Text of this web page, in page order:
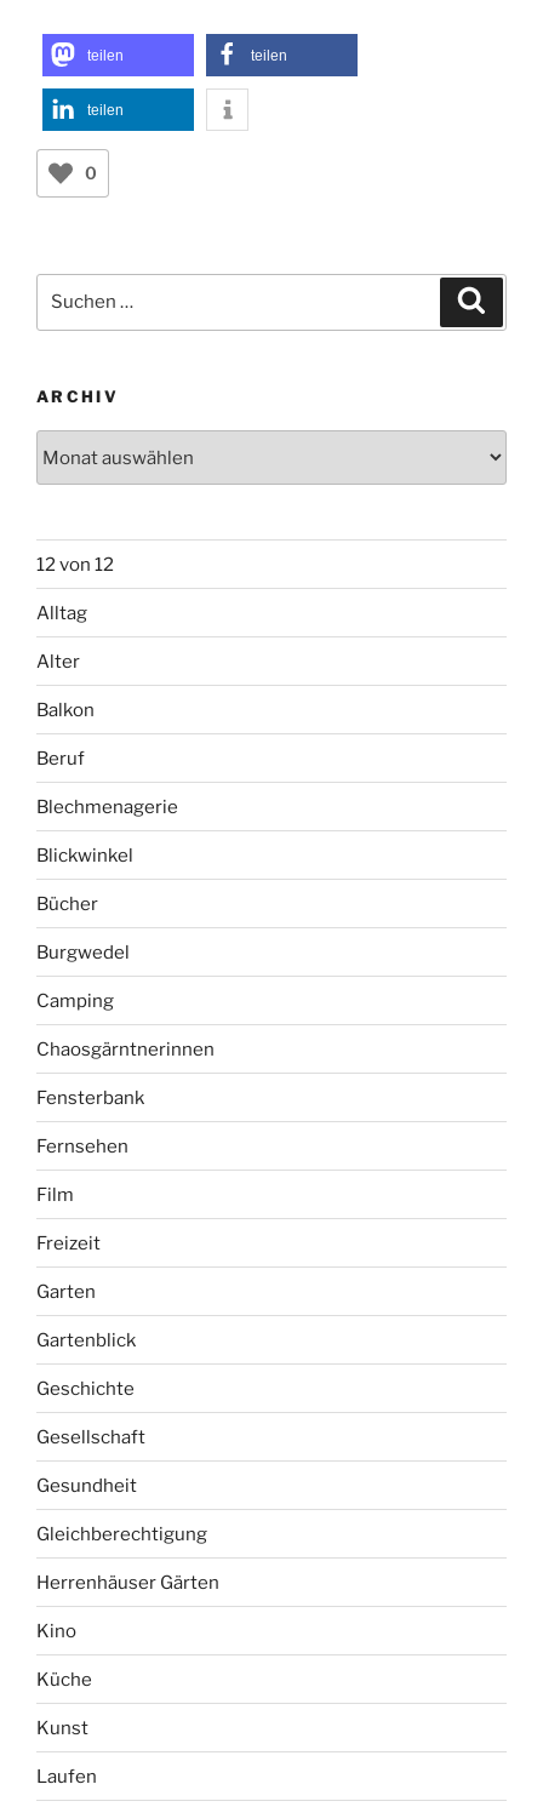
teilen teilen
teilen
0
nach:
ARCHIV
12 von 12
Alltag
Alter
Balkon
Beruf
Blechmenagerie
Blickwinkel
Bücher
Burgwedel
Camping
Chaosgärntnerinnen
Fensterbank
Fernsehen
Film
Freizeit
Garten
Gartenblick
Geschichte
Gesellschaft
Gesundheit
Gleichberechtigung
Herrenhäuser Gärten
Kino
Küche
Kunst
Laufen